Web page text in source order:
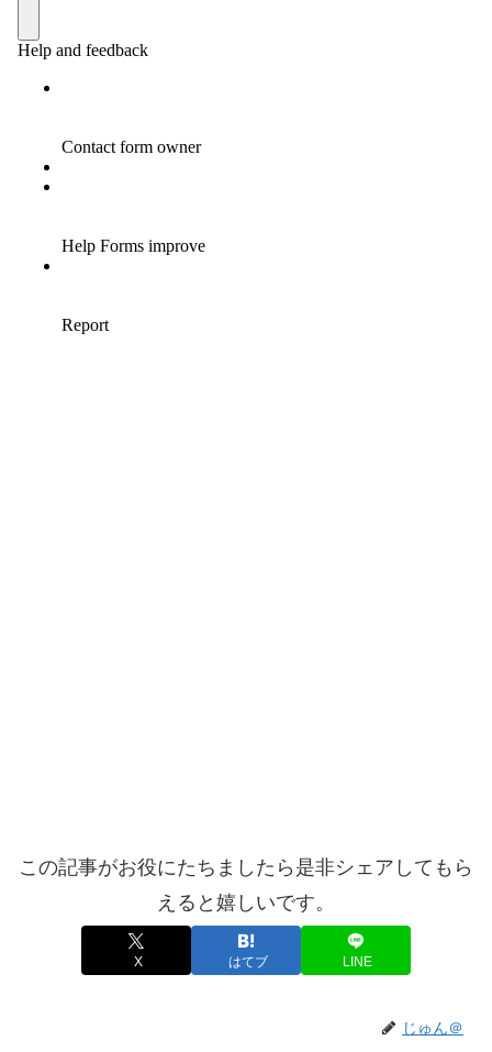
この記事がお役にたちましたら是非シェアしてもら
えると嬉しいです。
X はてブ LINE
じゅん＠